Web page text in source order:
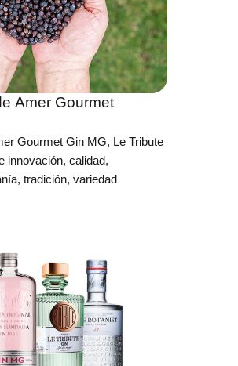
Amer Gourmet
Gourmet Gin MG, Le Tribute
innovación, calidad,
tradición, variedad